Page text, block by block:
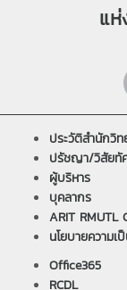
แห่
ประวัติสำนักวิ
ปรัชญา/วิสัยทั
ผู้บริหาร
บุคลากร
ARIT RMUTL
นโยบายความเ
Office365
RCDL